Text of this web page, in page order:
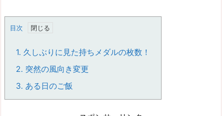
目次
1. 久しぶりに見た持ちメダルの枚数！
2. 突然の風向き変更
3. ある日のご飯